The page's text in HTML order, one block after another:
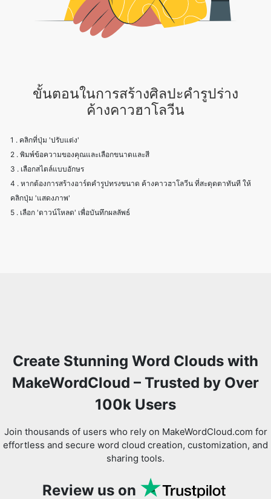
ขั้นตอนในการสร้างศิลปะคำรูปร่าง
ค้างคาวฮาโลวีน
1 . คลิกที่ปุ่ม 'ปรับแต่ง'
2 . พิมพ์ข้อความของคุณและเลือกขนาดและสี
3 . เลือกสไตล์แบบอักษร
4 . หากต้องการสร้างอาร์ตคำรูปทรงขนาด ค้างคาวฮาโลวีน ที่สะดุดตาทันที ให้
คลิกปุ่ม 'แสดงภาพ'
5 . เลือก 'ดาวน์โหลด' เพื่อบันทึกผลลัพธ์
Create Stunning Word Clouds with
MakeWordCloud – Trusted by Over
100k Users
Join thousands of users who rely on MakeWordCloud.com for
effortless and secure word cloud creation, customization, and
sharing tools.
Review us on